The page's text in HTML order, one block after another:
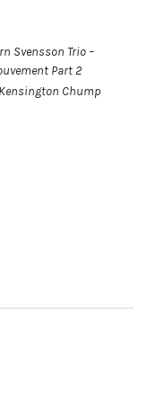
Svensson Trio –
Part 2
Kensington Chump